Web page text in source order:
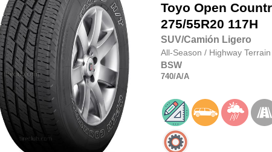
Toyo Open
275/55R20 117H
SUV/Camión Ligero
All-Season / Highway Terrain
BSW
740/A/A